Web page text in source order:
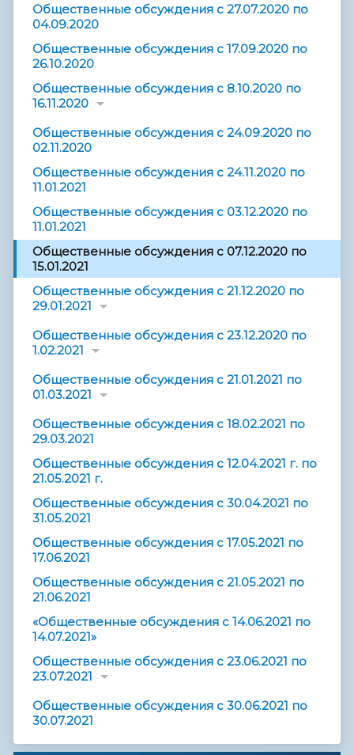
Общественные обсуждения с 27.07.2020 по
04.09.2020
Общественные обсуждения с 17.09.2020 по
26.10.2020
Общественные обсуждения с 8.10.2020 по
16.11.2020
Общественные обсуждения с 24.09.2020 по
02.11.2020
Общественные обсуждения с 24.11.2020 по
11.01.2021
Общественные обсуждения с 03.12.2020 по
11.01.2021
Общественные обсуждения с 07.12.2020 по
15.01.2021
Общественные обсуждения с 21.12.2020 по
29.01.2021
Общественные обсуждения с 23.12.2020 по
1.02.2021
Общественные обсуждения с 21.01.2021 по
01.03.2021
Общественные обсуждения с 18.02.2021 по
29.03.2021
Общественные обсуждения с 12.04.2021 г. по
21.05.2021 г.
Общественные обсуждения с 30.04.2021 по
31.05.2021
Общественные обсуждения с 17.05.2021 по
17.06.2021
Общественные обсуждения с 21.05.2021 по
21.06.2021
«Общественные обсуждения с 14.06.2021 по
14.07.2021»
Общественные обсуждения с 23.06.2021 по
23.07.2021
Общественные обсуждения с 30.06.2021 по
30.07.2021